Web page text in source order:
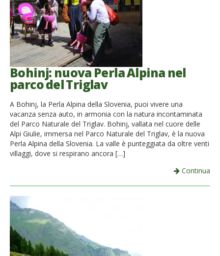
Bohinj: nuova Perla Alpina nel
parco del Triglav
A Bohinj, la Perla Alpina della Slovenia, puoi vivere una
vacanza senza auto, in armonia con la natura incontaminata
del Parco Naturale del Triglav. Bohinj, vallata nel cuore delle
Alpi Giulie, immersa nel Parco Naturale del Triglav, è la nuova
Perla Alpina della Slovenia. La valle è punteggiata da oltre venti
villaggi, dove si respirano ancora […]
Continua